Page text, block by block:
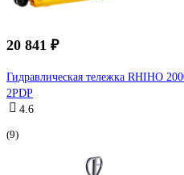
20 841 ₽
Гидравлическая тележка RHIHO
2PDP
4.6
(9)